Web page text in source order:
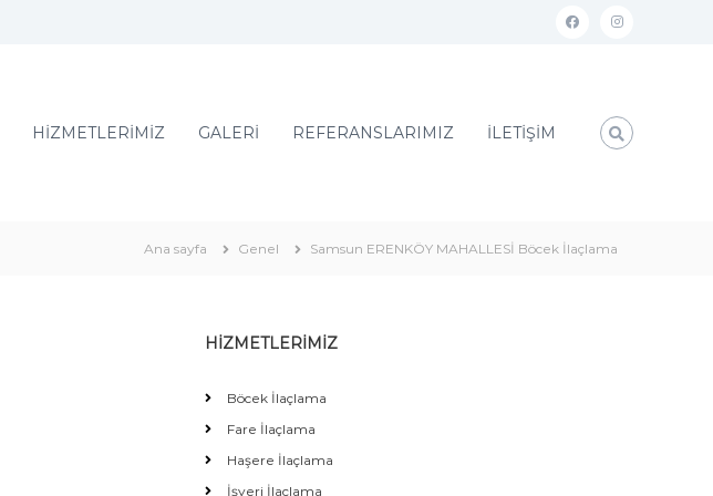
HİZMETLERİMİZ GALERİ REFERANSLARIMIZ İLETİŞİM
Ana sayfa Genel Samsun ERENKÖY MAHALLESİ Böcek İlaçlama
HİZMETLERİMİZ
Böcek İlaçlama
Fare İlaçlama
Haşere İlaçlama
İşyeri İlaçlama